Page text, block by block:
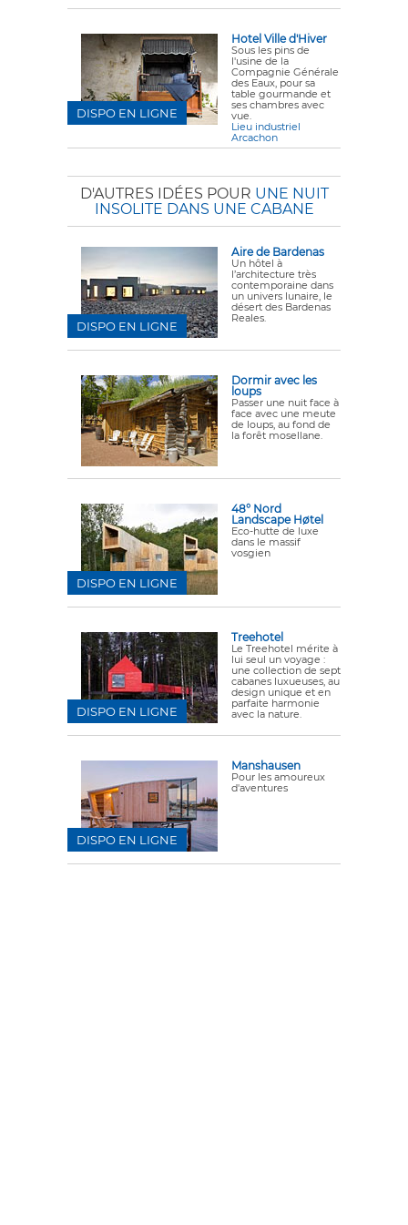
Hotel Ville d'Hiver
Sous les pins de
l'usine de la
Compagnie Générale
des Eaux, pour sa
table gourmande et
ses chambres avec
vue.
Lieu industriel
Arcachon
DISPO EN LIGNE
D'AUTRES IDÉES POUR UNE NUIT
INSOLITE DANS UNE CABANE
Aire de Bardenas
Un hôtel à
l’architecture très
contemporaine dans
un univers lunaire, le
désert des Bardenas
Reales.
DISPO EN LIGNE
Dormir avec les
loups
Passer une nuit face à
face avec une meute
de loups, au fond de
la forêt mosellane.
48° Nord
Landscape Høtel
Eco-hutte de luxe
dans le massif
vosgien
DISPO EN LIGNE
Treehotel
Le Treehotel mérite à
lui seul un voyage :
une collection de sept
cabanes luxueuses, au
design unique et en
parfaite harmonie
avec la nature.
DISPO EN LIGNE
Manshausen
Pour les amoureux
d'aventures
DISPO EN LIGNE